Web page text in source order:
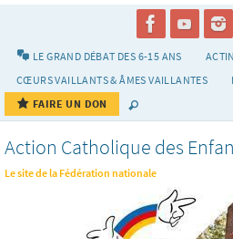
LE GRAND DÉBAT DES 6-15 ANS
CŒURS VAILLANTS & ÂMES VAILLANTES
FAIRE UN DON
Action Catholique des
Le site de la Fédération nationale